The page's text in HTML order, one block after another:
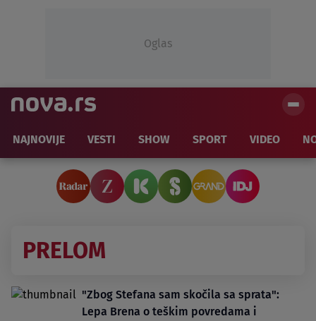
Oglas
NAJNOVIJE VESTI SHOW SPORT VIDEO
PRELOM
"Zbog Stefana sam skočila sa sprata":
Lepa Brena o teškim povredama i